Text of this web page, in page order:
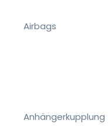
Airbags
Anhängerkupplung